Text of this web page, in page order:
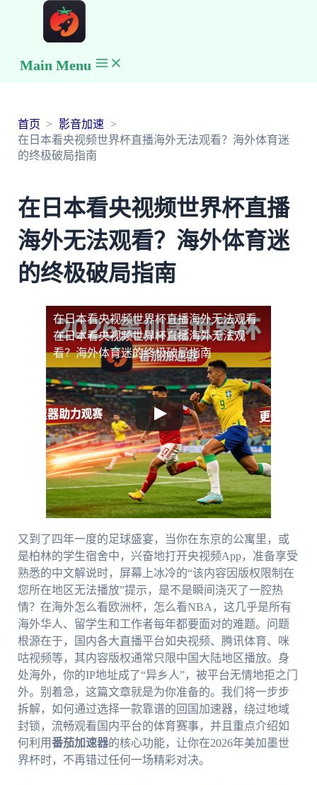
Main Menu
首页
影音加速
在日本看央视频世界杯直播海外无法观看？海外体育迷
的终极破局指南
在日本看央视频世界杯直播
海外无法观看？海外体育迷
的终极破局指南
在日本看央视频世界杯直播海外无法观看
在日本看央视频世界杯直播海外无法观
看？海外体育迷的终极破局指南
又到了四年一度的足球盛宴，当你在东京的公寓里，或
是柏林的学生宿舍中，兴奋地打开央视频App，准备享受
熟悉的中文解说时，屏幕上冰冷的“该内容因版权限制在
您所在地区无法播放”提示，是不是瞬间浇灭了一腔热
情？在海外怎么看欧洲杯，怎么看NBA，这几乎是所有
海外华人、留学生和工作者每年都要面对的难题。问题
根源在于，国内各大直播平台如央视频、腾讯体育、咪
咕视频等，其内容版权通常只限中国大陆地区播放。身
处海外，你的IP地址成了“异乡人”，被平台无情地拒之门
外。别着急，这篇文章就是为你准备的。我们将一步步
拆解，如何通过选择一款靠谱的回国加速器，绕过地域
封锁，流畅观看国内平台的体育赛事，并且重点介绍如
何利用番茄加速器的核心功能，让你在2026年美加墨世
界杯时，不再错过任何一场精彩对决。